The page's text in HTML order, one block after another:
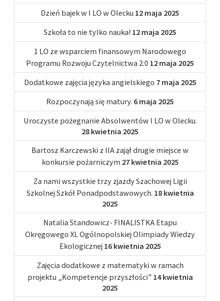
Dzień bajek w I LO w Olecku 12 maja 2025
Szkoła to nie tylko nauka! 12 maja 2025
1 LO ze wsparciem finansowym Narodowego
Programu Rozwoju Czytelnictwa 2.0 12 maja 2025
Dodatkowe zajęcia języka angielskiego 7 maja 2025
Rozpoczynają się matury. 6 maja 2025
Uroczyste pożegnanie Absolwentów I LO w Olecku.
28 kwietnia 2025
Bartosz Karczewski z IIA zajął drugie miejsce w
konkursie pożarniczym 27 kwietnia 2025
Za nami wszystkie trzy zjazdy Szachowej Ligii
Szkolnej Szkół Ponadpodstawowych. 18 kwietnia
2025
Natalia Standowicz- FINALISTKA Etapu
Okręgowego XL Ogólnopolskiej Olimpiady Wiedzy
Ekologicznej 16 kwietnia 2025
Zajęcia dodatkowe z matematyki w ramach
projektu „Kompetencje przyszłości” 14 kwietnia
2025